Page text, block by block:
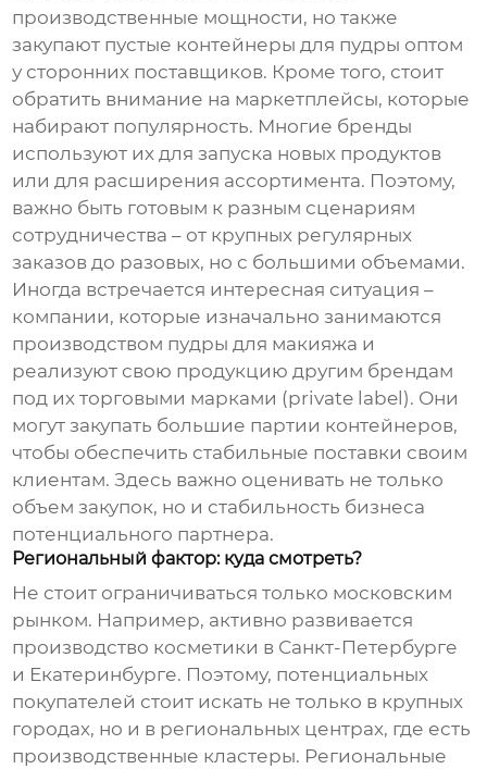
производственные мощности, но также
закупают пустые контейнеры для пудры оптом
у сторонних поставщиков. Кроме того, стоит
обратить внимание на маркетплейсы, которые
набирают популярность. Многие бренды
используют их для запуска новых продуктов
или для расширения ассортимента. Поэтому,
важно быть готовым к разным сценариям
сотрудничества – от крупных регулярных
заказов до разовых, но с большими объемами.
Иногда встречается интересная ситуация –
компании, которые изначально занимаются
производством пудры для макияжа и
реализуют свою продукцию другим брендам
под их торговыми марками (private label). Они
могут закупать большие партии контейнеров,
чтобы обеспечить стабильные поставки своим
клиентам. Здесь важно оценивать не только
объем закупок, но и стабильность бизнеса
потенциального партнера.
Региональный фактор: куда смотреть?
Не стоит ограничиваться только московским
рынком. Например, активно развивается
производство косметики в Санкт-Петербурге
и Екатеринбурге. Поэтому, потенциальных
покупателей стоит искать не только в крупных
городах, но и в региональных центрах, где есть
производственные кластеры. Региональные